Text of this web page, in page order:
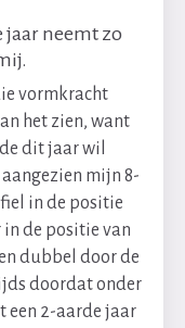
jaar neemt zo
vormkracht
het zien, want
dit jaar wil
mijn 8-
in de positie
de positie van
dubbel door de
doordat onder
een 2-aarde jaar